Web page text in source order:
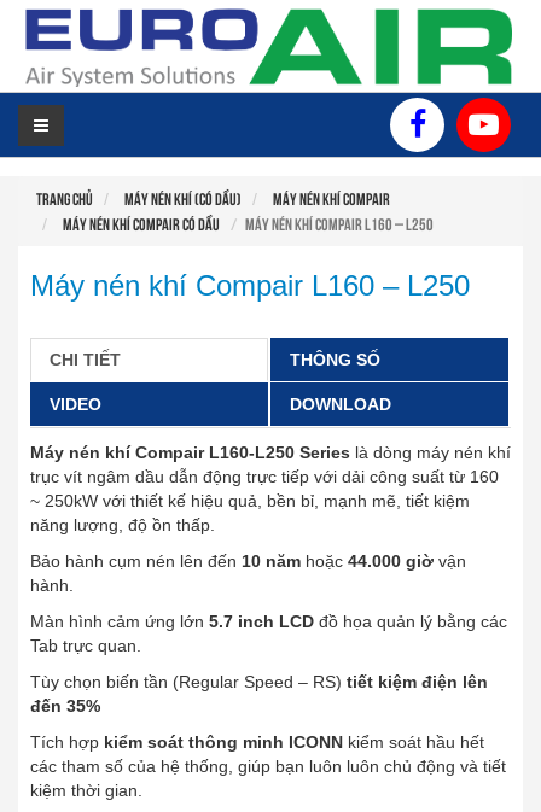
TRANG
CHỦ
GIỚI
THIỆU
SẢN
PHẨM
TỨC
TRỢ
KỸ
THUẬT
ÁN
LIÊN
HỆ
Trang chủ MÁY NÉN KHÍ (CÓ DẦU)
Máy nén khí COMPAIR
Máy nén khí COMPAIR có dầu
Máy nén khí Compair L160 – L250
Máy nén khí Compair L160 – L250
CHI TIẾT THÔNG SỐ
VIDEO DOWNLOAD
Máy nén khí Compair L160-L250 Series là dòng máy nén khí
trục vít ngâm dầu dẫn động trực tiếp với dải công suất từ 160
~ 250kW với thiết kế hiệu quả, bền bỉ, mạnh mẽ, tiết kiệm
năng lượng, độ ồn thấp.
Bảo hành cụm nén lên đến 10 năm hoặc 44.000 giờ vận
hành.
Màn hình cảm ứng lớn 5.7 inch LCD đồ họa quản lý bằng các
Tab trực quan.
Tùy chọn biến tần (Regular Speed – RS) tiết kiệm điện lên
đến 35%
Tích hợp kiểm soát thông minh ICONN kiểm soát hầu hết
các tham số của hệ thống, giúp bạn luôn luôn chủ động và tiết
kiệm thời gian.